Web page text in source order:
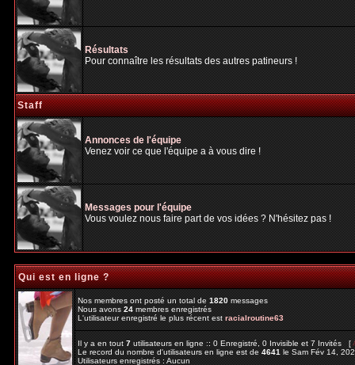
Résultats
Pour connaître les résultats des autres patineurs !
Staff
Annonces de l'équipe
Venez voir ce que l'équipe a à vous dire !
Messages pour l'équipe
Vous voulez nous faire part de vos idées ? N'hésitez pas !
Qui est en ligne ?
Nos membres ont posté un total de1820messages
Nous avons24membres enregistrés
L'utilisateur enregistré le plus récent estracialroutine63
Il y a en tout7utilisateurs en ligne :: 0 Enregistré, 0 Invisible et 7 Invités [
Le record du nombre d'utilisateurs en ligne est de4641le Sam Fév 14,
Utilisateurs enregistrés : Aucun